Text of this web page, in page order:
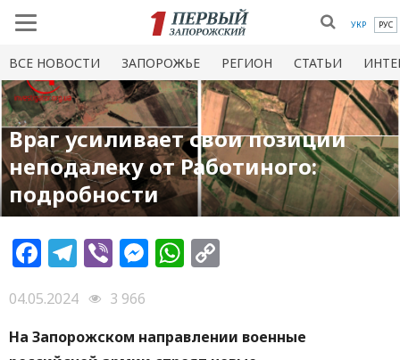
УКР РУС
ВСЕ НОВОСТИ ЗАПОРОЖЬЕ РЕГИОН СТАТЬИ
Враг усиливает свои позиции
неподалеку от Работиного:
подробности
Facebook
Telegram
ViberMessenger
WhatsApp
04.05.2024
3 966
На Запорожском направлении военные